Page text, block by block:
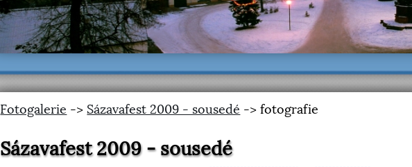
Fotogalerie -> Sázavafest 2009 - sousedé -> fotografie
Sázavafest 2009 - sousedé